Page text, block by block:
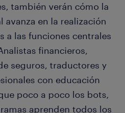
también verán cómo la
en la realización
a las funciones centrales
financieros,
seguros, traductores y
con educación
poco a poco los bots,
aprenden todos los